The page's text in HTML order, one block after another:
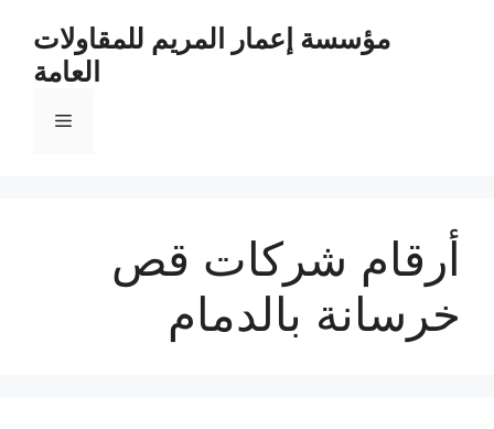
مؤسسة إعمار المريم للمقاولات
العامة
أرقام شركات قص
خرسانة بالدمام